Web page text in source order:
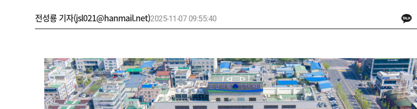
전성룡 기자(jsl021@hanmail.net)2025-11-07 09:55:40